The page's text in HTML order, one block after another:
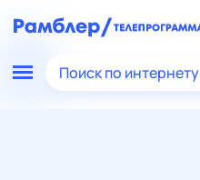
Поиск по интернету